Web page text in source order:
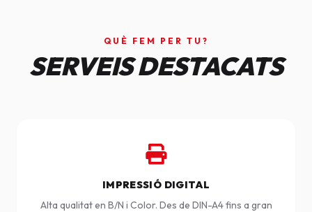
QUÈ FEM PER TU?
SERVEIS DESTACATS
IMPRESSIÓ DIGITAL
Alta qualitat en B/N i Color. Des de DIN-A4 fins a gran